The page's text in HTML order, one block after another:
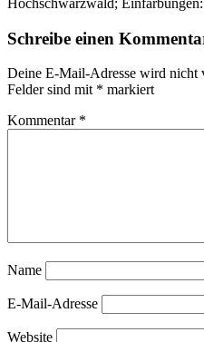
Hochschwarzwald;
Schreibe einen
Deine E-Mail-Adresse wird nicht
Felder sind mit * markiert
Kommentar *
Name
E-Mail-Adresse
Website